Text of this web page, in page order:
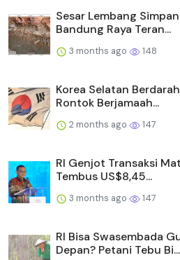
Sesar Lembang
Bandung Raya Teran...
3 months ago 148
Korea Selatan
Rontok Berjamaah...
2 months ago 147
RI Genjot Transaksi
Tembus US$8,45...
3 months ago 147
RI Bisa Swasembada
Depan? Petani Tebu Bi...